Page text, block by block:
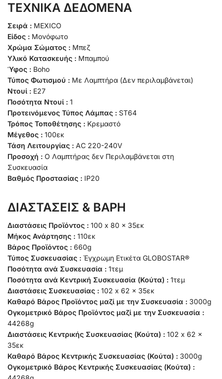
ΤΕΧΝΙΚΑ ΔΕΔΟΜΕΝΑ
Σειρά : MEXICO
Είδος : Μονόφωτο
Χρώμα Σώματος : Μπεζ
Υλικό Κατασκευής : Μπαμπού
Ύφος : Boho
Τύπος Φωτισμού : Με Λαμπτήρα (Δεν περιλαμβάνεται)
Ντουί : E27
Ποσότητα Ντουί : 1
Προτεινόμενος Τύπος Λάμπας : ST64
Τρόπος Τοποθέτησης : Κρεμαστό
Μέγεθος : 100εκ
Τάση Λειτουργίας : AC 220-240V
Προσοχή : Ο Λαμπτήρας δεν Περιλαμβάνεται στη
Συσκευασία
Βαθμός Προστασίας : IP20
ΔΙΑΣΤΑΣΕΙΣ & ΒΑΡΗ
Διαστάσεις Προϊόντος : 100 x 80 x 35εκ
Μήκος Ανάρτησης : 110εκ
Βάρος Προϊόντος : 660g
Τύπος Συσκευασίας : Έγχρωμη Ετικέτα GLOBOSTAR®
Ποσότητα ανά Συσκευασία : 1τεμ
Ποσότητα ανά Κεντρική Συσκευασία (Κούτα) : 1τεμ
Διαστάσεις Συσκευασίας : 102 x 62 x 35εκ
Καθαρό Βάρος Προϊόντος μαζί με την Συσκευασία : 3000g
Ογκομετρικό Βάρος Προϊόντος μαζί με την Συσκευασία :
44268g
Διαστάσεις Κεντρικής Συσκευασίας (Κούτα) : 102 x 62 x
35εκ
Καθαρό Βάρος Κεντρικής Συσκευασίας (Κούτα) : 3000g
Ογκομετρικό Βάρος Κεντρικής Συσκευασίας (Κούτα) :